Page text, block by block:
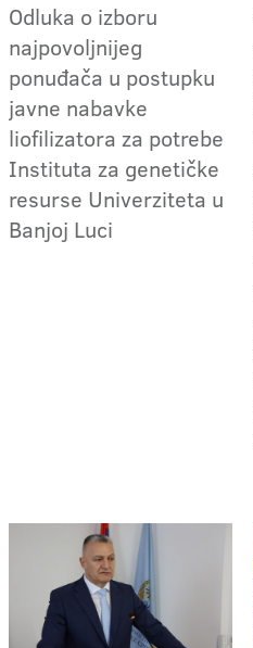
Odluka o izboru
najpovoljnijeg
ponuđača u postupku
javne nabavke
liofilizatora za potrebe
Instituta za genetičke
resurse Univerziteta u
Banjoj Luci